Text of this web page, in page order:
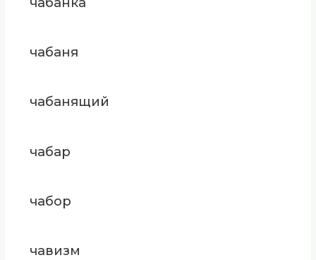
чабаня
чабанящий
чабар
чабор
чавизм